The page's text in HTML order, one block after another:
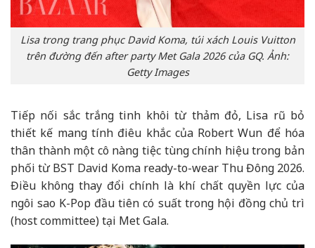
Lisa trong trang phục David Koma, túi xách Louis Vuitton
trên đường đến after party Met Gala 2026 của GQ. Ảnh:
Getty Images
Tiếp nối sắc trắng tinh khôi từ thảm đỏ, Lisa rũ bỏ
thiết kế mang tính điêu khắc của Robert Wun để hóa
thân thành một cô nàng tiệc tùng chính hiệu trong bản
phối từ BST David Koma ready-to-wear Thu Đông 2026.
Điều không thay đổi chính là khí chất quyền lực của
ngôi sao K-Pop đầu tiên có suất trong hội đồng chủ trì
(host committee) tại Met Gala.